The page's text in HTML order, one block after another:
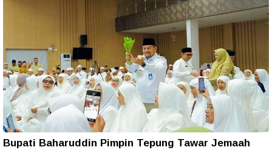
Bupati Baharuddin Pimpin Tepung Tawar Jemaah